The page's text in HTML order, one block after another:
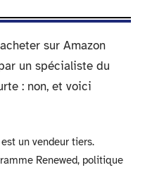
sur Amazon
un spécialiste du
: non, et voici
un vendeur tiers.
Renewed, politique